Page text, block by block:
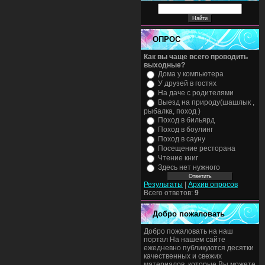
ОПРОС
Как вы чаще всего проводить
выходные?
Дома у компьютера
У друзей в гостях
На даче с родителями
Выезд на природу(шашлык ,
рыбалка, поход )
Поход в бильярд
Поход в боулинг
Поход в сауну
Посещение ресторана
Чтение книг
Здесь нет нужного
Результаты
Архив опросов
Всего ответов: 9
Добро пожаловать
Добро пожаловать на наш
портал На нашем сайте
ежедневно публикуются десятки
качественных и свежих